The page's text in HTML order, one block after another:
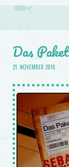
Das
21. NOVEMBER 2016